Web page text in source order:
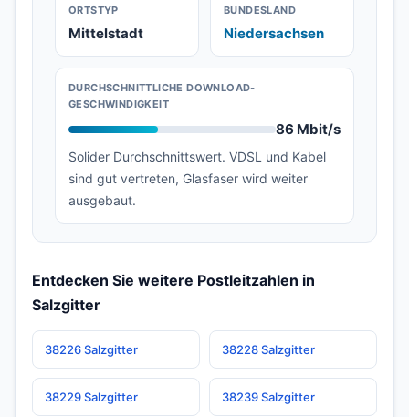
ORTSTYP
Mittelstadt
BUNDESLAND
Niedersachsen
DURCHSCHNITTLICHE DOWNLOAD-
GESCHWINDIGKEIT
86 Mbit/s
Solider Durchschnittswert. VDSL und Kabel
sind gut vertreten, Glasfaser wird weiter
ausgebaut.
Entdecken Sie weitere Postleitzahlen in
Salzgitter
38226 Salzgitter 38228 Salzgitter
38229 Salzgitter 38239 Salzgitter